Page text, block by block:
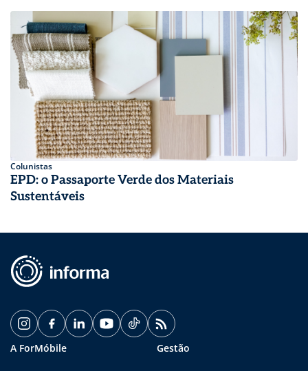
Colunistas
EPD: o Passaporte Verde dos Materiais
Sustentáveis
A ForMóbile Gestão